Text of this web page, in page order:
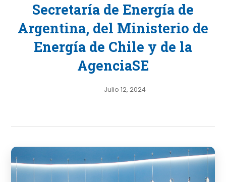
Secretaría de Energía de
Argentina, del Ministerio de
Energía de Chile y de la
AgenciaSE
Julio 12, 2024